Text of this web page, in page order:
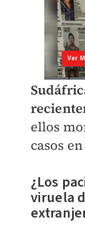
ellos
casos
¿Los
viruela